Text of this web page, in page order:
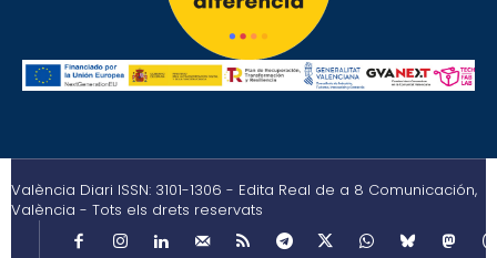
València Diari ISSN: 3101-1306 - Edita Real de a 8 Comunicación,
València - Tots els drets reservats